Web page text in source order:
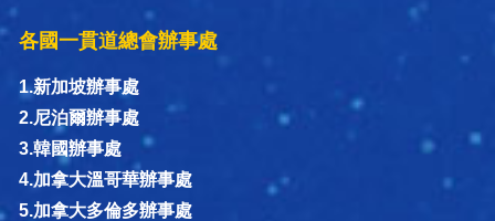
各國一貫道總會辦事處
1.新加坡辦事處
2.尼泊爾辦事處
3.韓國辦事處
4.加拿大溫哥華辦事處
5.加拿大多倫多辦事處